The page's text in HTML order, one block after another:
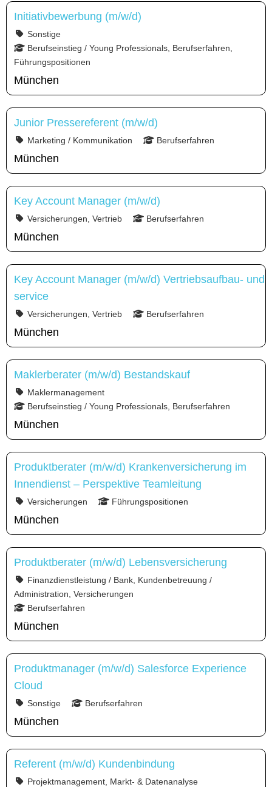
Initiativbewerbung (m/w/d)
Sonstige
Berufseinstieg / Young Professionals, Berufserfahren,
Führungspositionen
München
Junior Pressereferent (m/w/d)
Marketing / Kommunikation Berufserfahren
München
Key Account Manager (m/w/d)
Versicherungen, Vertrieb Berufserfahren
München
Key Account Manager (m/w/d) Vertriebsaufbau- und
service
Versicherungen, Vertrieb Berufserfahren
München
Maklerberater (m/w/d) Bestandskauf
Maklermanagement
Berufseinstieg / Young Professionals, Berufserfahren
München
Produktberater (m/w/d) Krankenversicherung im
Innendienst – Perspektive Teamleitung
Versicherungen Führungspositionen
München
Produktberater (m/w/d) Lebensversicherung
Finanzdienstleistung / Bank, Kundenbetreuung /
Administration, Versicherungen
Berufserfahren
München
Produktmanager (m/w/d) Salesforce Experience
Cloud
Sonstige Berufserfahren
München
Referent (m/w/d) Kundenbindung
Projektmanagement, Markt- & Datenanalyse